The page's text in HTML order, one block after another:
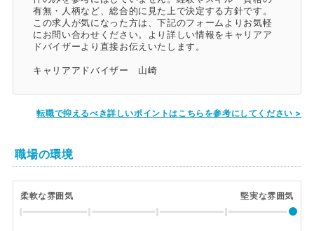
有無・人柄など、総合的に見た上で決定する方針です。
この求人が気になった方は、下記のフォームよりお気軽
にお問い合わせください。より詳しい情報をキャリアア
ドバイザーより直接お伝えいたします。
キャリアアドバイザー 山崎
転職で抑えるべき詳しいポイントはこちらを参考にしてください >
職場の環境
柔軟な雰囲気 堅実な雰囲気